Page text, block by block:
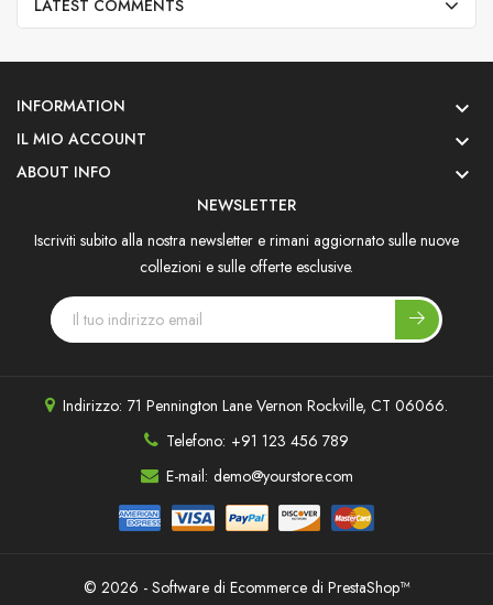
LATEST COMMENTS
INFORMATION 
IL MIO ACCOUNT 
ABOUT INFO 
NEWSLETTER
Iscriviti subito alla nostra newsletter e rimani aggiornato sulle nuove
collezioni e sulle offerte esclusive.
Indirizzo: 71 Pennington Lane Vernon Rockville, CT 06066.
Telefono: +91 123 456 789
E-mail: demo@yourstore.com
© 2026 - Software di Ecommerce di PrestaShop™